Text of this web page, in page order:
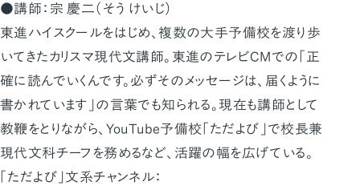
●講師：宗 慶二（そう けいじ）
東進ハイスクールをはじめ、複数の大手予備校を渡り歩
いてきたカリスマ現代文講師。東進のテレビCMでの「正
確に読んでいくんです。必ずそのメッセージは、届くように
書かれています」の言葉でも知られる。現在も講師として
教鞭をとりながら、YouTube予備校「ただよび」で校長兼
現代文科チーフを務めるなど、活躍の幅を広げている。
「ただよび」文系チャンネル：